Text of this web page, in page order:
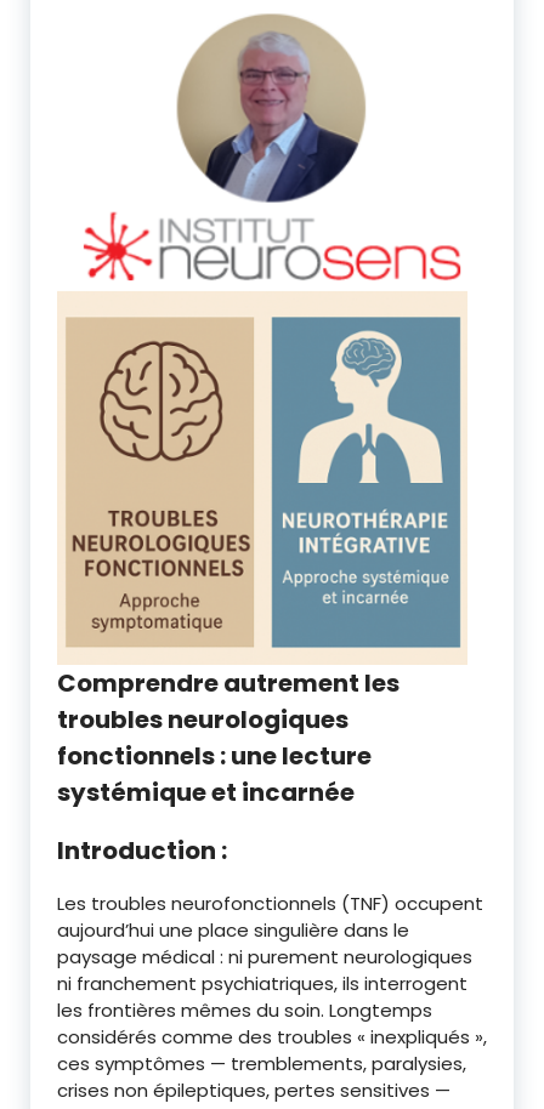
Comprendre autrement les
troubles neurologiques
fonctionnels : une lecture
systémique et incarnée
Introduction :
Les troubles neurofonctionnels (TNF) occupent
aujourd’hui une place singulière dans le
paysage médical : ni purement neurologiques
ni franchement psychiatriques, ils interrogent
les frontières mêmes du soin. Longtemps
considérés comme des troubles « inexpliqués »,
ces symptômes — tremblements, paralysies,
crises non épileptiques, pertes sensitives —